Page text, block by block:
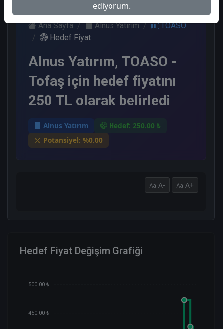
Ana Sayfa Alnus Yatırım
TOASO
Hedef Fiyat
Alnus Yatırım, TOASO -
Tofaş için hedef fiyatını
250 TL olarak belirledi
Alnus Yatırım
Hedef: 250.00 ₺
Potansiyel: %0.00
A- A+
Hedef Fiyat Değişim Grafiği
500.00 ₺
450.00 ₺
ediyorum.